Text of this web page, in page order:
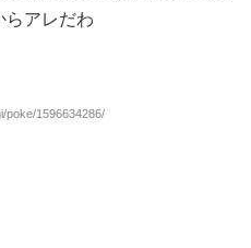
らアレだわ
poke/1596634286/